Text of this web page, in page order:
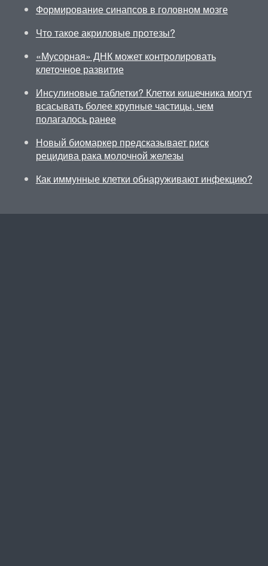
Формирование синапсов в головном мозге
Что такое акриловые протезы?
«Мусорная» ДНК может контролировать
клеточное развитие
Инсулиновые таблетки? Клетки кишечника могут
всасывать более крупные частицы, чем
полагалось ранее
Новый биомаркер предсказывает риск
рецидива рака молочной железы
Как иммунные клетки обнаруживают инфекцию?